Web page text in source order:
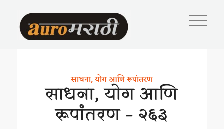
साधना, योग आणि रूपांतरण
साधना, योग आणि
रूपांतरण – २६३